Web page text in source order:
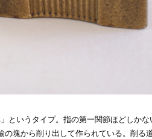
というタイプ。指の第一関節ほどしか
の塊から削り出して作られている。削る